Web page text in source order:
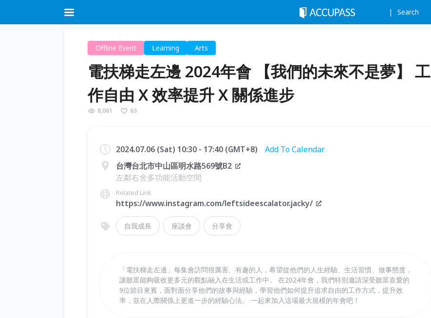
Search
Offline Event Learning Arts
電扶梯走左邊 2024年會 【我們的未來不是夢】 工
作自由 X 效率提升 X 關係進步
8,061 63
2024.07.06 (Sat) 10:30 - 17:40 (GMT+8)
Add To Calendar
台灣台北市中山區明水路569號B2
左鄰右舍多功能活動空間
Related Link
https://www.instagram.com/leftsideescalator.jacky/
自我成長 座談會 分享會
「電扶梯走左邊」每集會訪問很厲害、有趣的人，希望從他們的人生經驗、生活習慣、做事態度，
讓聽眾能夠吸收更多元的觀點融入在生活或工作中。 在2024年會，我們特別邀請深受聽眾喜愛的
9位節目來賓，面對面分享他們的故事與經驗，學習他們如何提升追求自由的工作方式，提升效
率，並在人際關係上更進一步的經驗心法。 一起來加入這場最大規模的年會吧！